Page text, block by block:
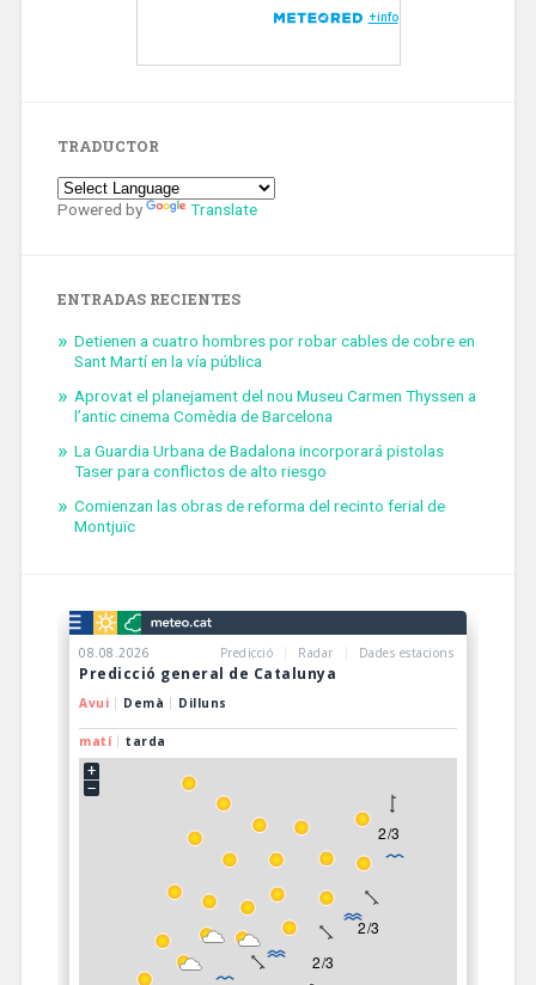
TRADUCTOR
Powered by Translate
ENTRADAS RECIENTES
Detienen a cuatro hombres por robar cables de cobre en
Sant Martí en la vía pública
Aprovat el planejament del nou Museu Carmen Thyssen a
l’antic cinema Comèdia de Barcelona
La Guardia Urbana de Badalona incorporará pistolas
Taser para conflictos de alto riesgo
Comienzan las obras de reforma del recinto ferial de
Montjuïc